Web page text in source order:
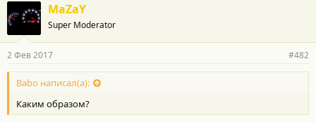
MaZaY
Super Moderator
2 Фев 2017 #482
Babo написал(а):
Каким образом?